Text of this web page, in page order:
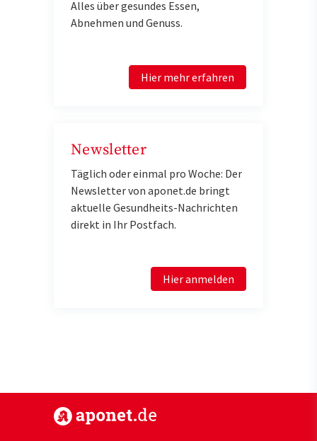
Alles über gesundes Essen,
Abnehmen und Genuss.
Hier mehr erfahren
Newsletter
Täglich oder einmal pro Woche: Der
Newsletter von aponet.de bringt
aktuelle Gesundheits-Nachrichten
direkt in Ihr Postfach.
Hier anmelden